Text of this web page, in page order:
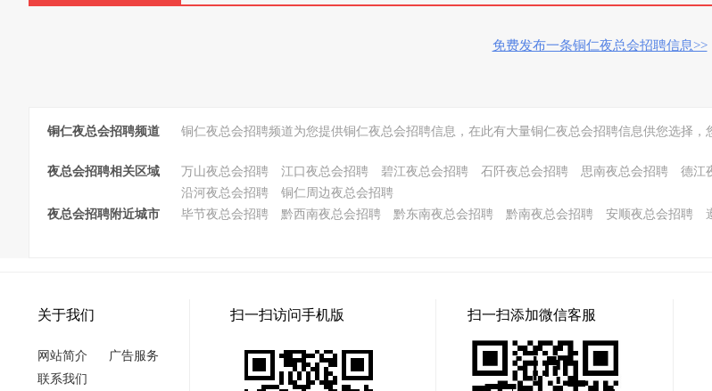
免费发布一条铜仁夜总会招聘信息>>
铜仁夜总会招聘频道 铜仁夜总会招聘频道为您提供铜仁夜总会招聘信息，在此有大量铜仁夜总会招聘信息供您选择，
夜总会招聘相关区域 万山夜总会招聘 江口夜总会招聘 碧江夜总会招聘 石阡夜总会招聘 思南夜总会招聘 德江
沿河夜总会招聘
铜仁周边夜总会招聘
夜总会招聘附近城市
毕节夜总会招聘 黔西南夜总会招聘 黔东南夜总会招聘 黔南夜总会招聘 安顺夜总会招聘
关于我们
网站简介
广告服务
联系我们
扫一扫访问手机版 扫一扫添加微信客服